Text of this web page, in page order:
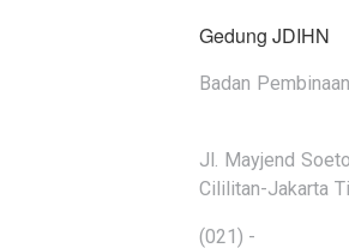
Gedung JDIHN
Badan
Jl. Mayjend
Cililitan-Jakarta
(021) -